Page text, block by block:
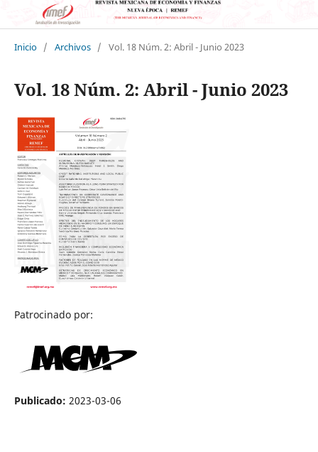
Inicio / Archivos / Vol. 18 Núm. 2: Abril - Junio 2023
Vol. 18 Núm. 2: Abril - Junio 2023
Patrocinado por:
Publicado: 2023-03-06